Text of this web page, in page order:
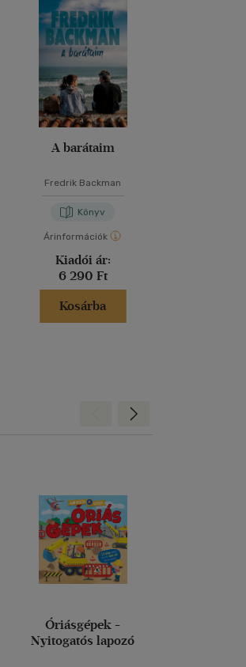
A barátaim
Fredrik Backman
Könyv
Árinformációk
Kiadói ár:
6 290 Ft
Kosárba
Óriásgépek -
Nyitogatós lapozó
Előre